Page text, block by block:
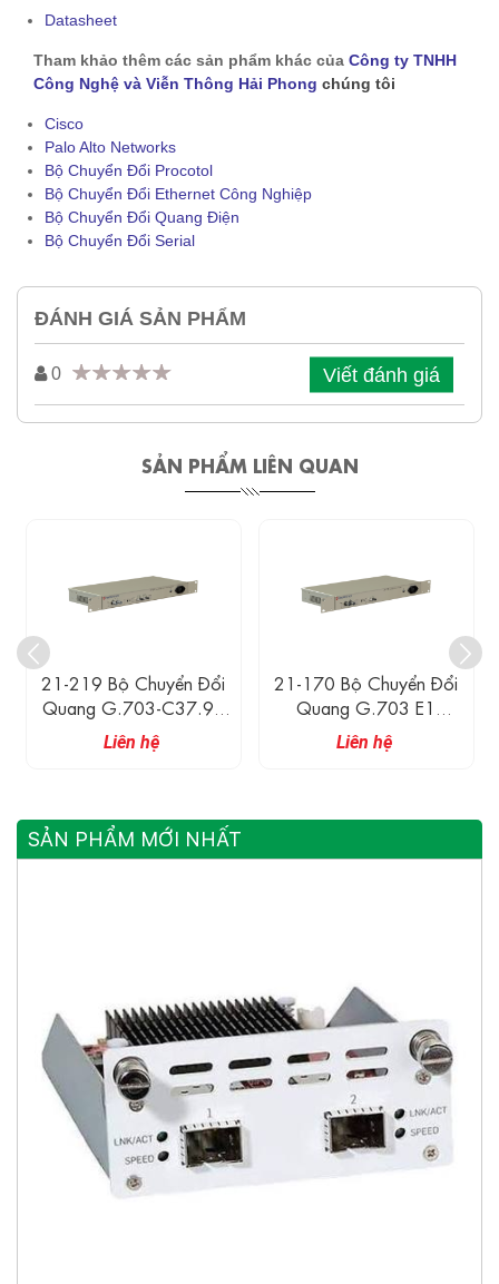
Datasheet
Tham khảo thêm các sản phẩm khác của Công ty TNHH
Công Nghệ và Viễn Thông Hải Phong chúng tôi
Cisco
Palo Alto Networks
Bộ Chuyển Đổi Procotol
Bộ Chuyển Đổi Ethernet Công Nghiệp
Bộ Chuyển Đổi Quang Điện
Bộ Chuyển Đổi Serial
ĐÁNH GIÁ SẢN PHẨM
0 Viết đánh giá
SẢN PHẨM LIÊN QUAN
21-219 Bộ Chuyển Đổi
Quang G.703-C37.94
E1 1310nm SM
Liên hệ
21-170 Bộ Chuyển Đổi
Quang G.703 E1
2048kbps
Liên hệ
SẢN PHẨM MỚI NHẤT